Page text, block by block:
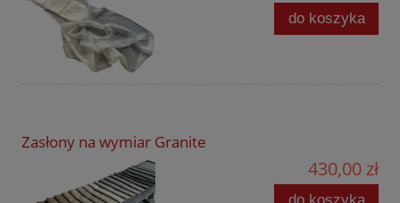
do koszyka
Zasłony na wymiar Granite
430,00 zł
do koszyka